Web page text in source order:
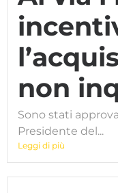
non
Sono stati
Presidente del...
Leggi di più